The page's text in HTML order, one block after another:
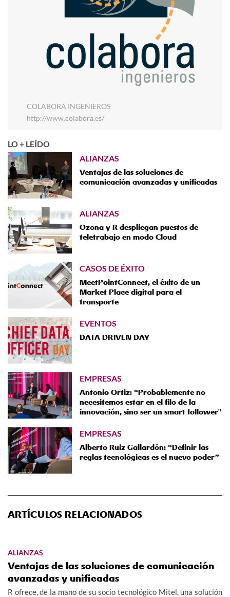
COLABORA INGENIEROS
http://www.colabora.es/
LO + LEÍDO
ALIANZAS
Ventajas de las soluciones de
comunicación avanzadas y unificadas
ALIANZAS
Ozona y R despliegan puestos de
teletrabajo en modo Cloud
CASOS DE ÉXITO
MeetPointConnect, el éxito de un
Market Place digital para el
transporte
EVENTOS
DATA DRIVEN DAY
EMPRESAS
Antonio Ortiz: “Probablemente no
necesitemos estar en el filo de la
innovación, sino ser un smart follower"
EMPRESAS
Alberto Ruiz Gallardón: “Definir las
reglas tecnológicas es el nuevo poder”
ARTÍCULOS RELACIONADOS
ALIANZAS
Ventajas de las soluciones de comunicación
avanzadas y unificadas
R ofrece, de la mano de su socio tecnológico Mitel, una solución